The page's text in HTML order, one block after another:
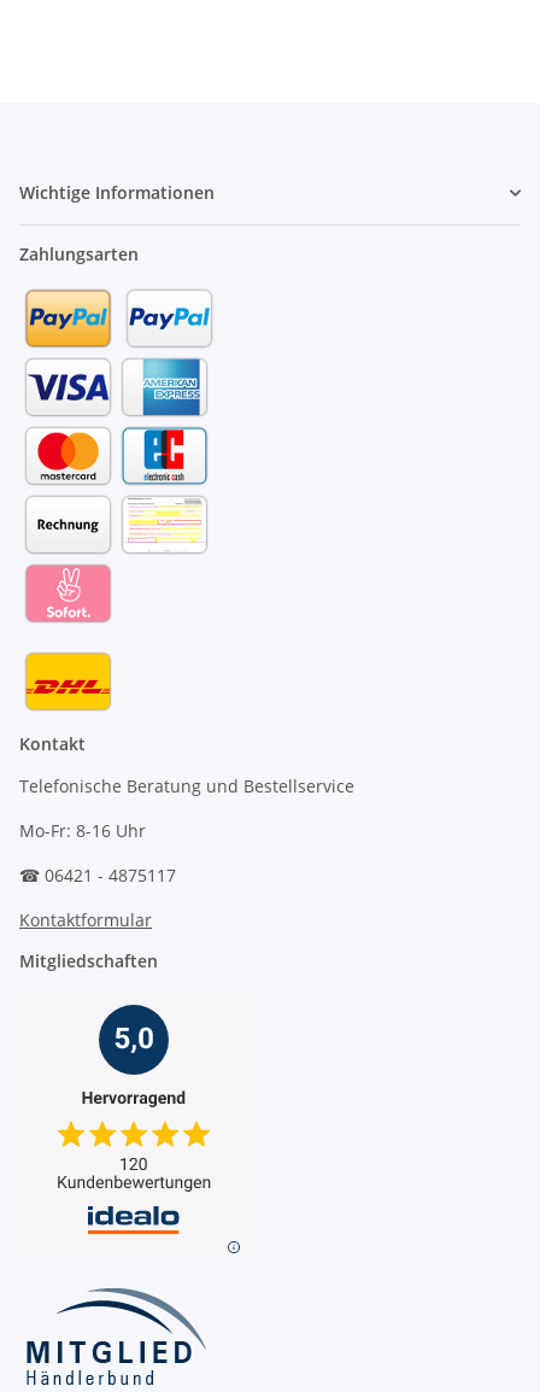
Wichtige Informationen
Zahlungsarten
Kontakt
Telefonische Beratung und Bestellservice
Mo-Fr: 8-16 Uhr
☎ 06421 - 4875117
Kontaktformular
Mitgliedschaften